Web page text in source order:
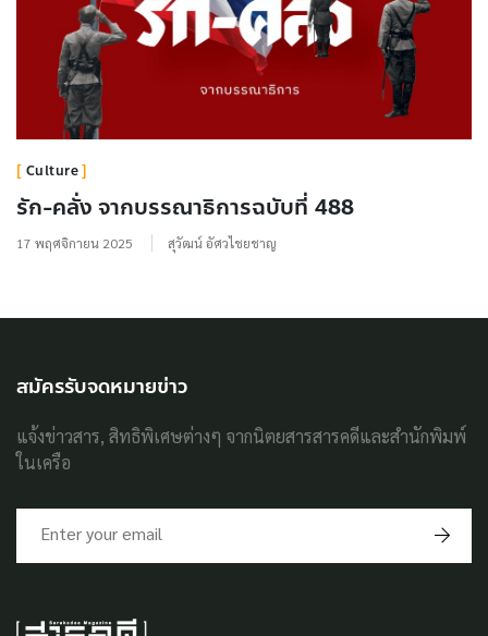
Culture
รัก-คลั่ง จากบรรณาธิการฉบับที่ 488
17 พฤศจิกายน 2025 สุวัฒน์ อัศวไชยชาญ
สมัครรับจดหมายข่าว
แจ้งข่าวสาร, สิทธิพิเศษต่างๆ จากนิตยสารสารคดีและสำนักพิมพ์
ในเครือ